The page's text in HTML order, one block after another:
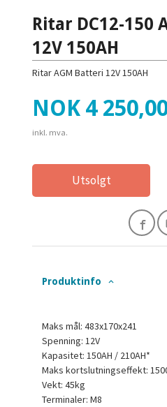
Ritar DC12-150
12V 150AH
Ritar AGM Batteri 12V 150AH
Pris
NOK 4
inkl. mva.
Utsolgt
Produktinfo
Maks mål: 483x170x241
Spenning: 12V
Kapasitet: 150AH / 210AH*
Maks kortslutningseffekt:
Vekt: 45kg
Terminaler: M8